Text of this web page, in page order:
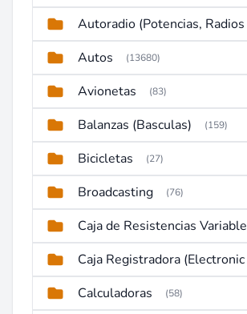
Autos (13680)
Avionetas (83)
Balanzas (Basculas) (159)
Bicicletas (27)
Broadcasting (76)
Caja de Resistencias Variable
Calculadoras (58)